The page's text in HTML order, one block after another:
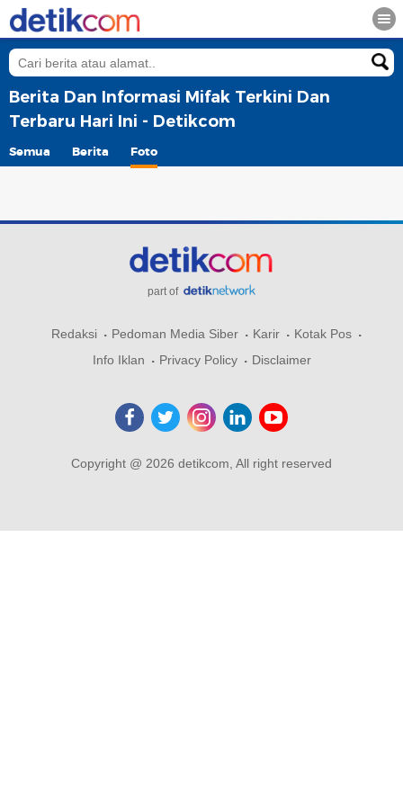
Berita Dan Informasi Mifak Terkini Dan
Terbaru Hari Ini - Detikcom
Semua Berita Foto
part of
Redaksi Pedoman Media Siber Karir
Kotak Pos
Info Iklan
Privacy Policy Disclaimer
Copyright @ 2026 detikcom, All right reserved